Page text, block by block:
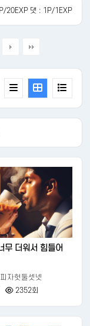
20EXP 댓 : 1P/1EXP
무 더워서 힘들어
피자헛둘셋넷
2352회